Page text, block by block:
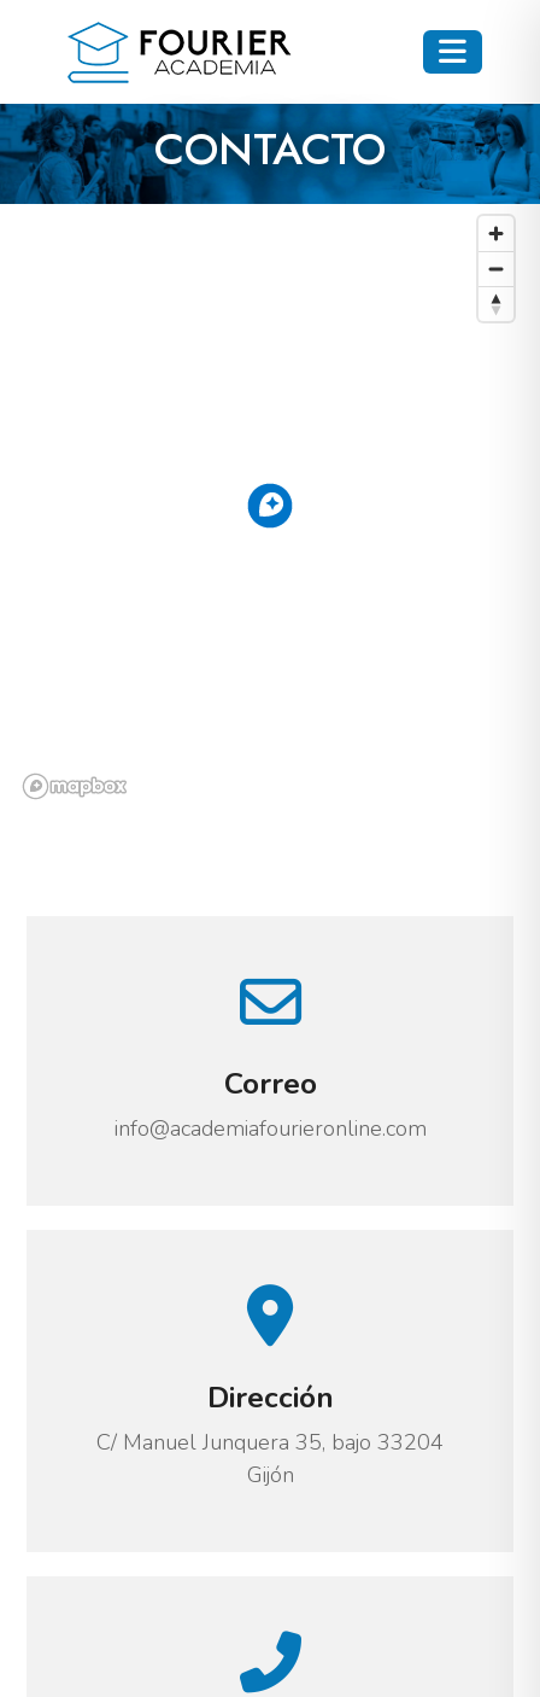
CONTACTO
Correo
info@academiafourieronline.com
Dirección
C/ Manuel Junquera 35, bajo 33204
Gijón